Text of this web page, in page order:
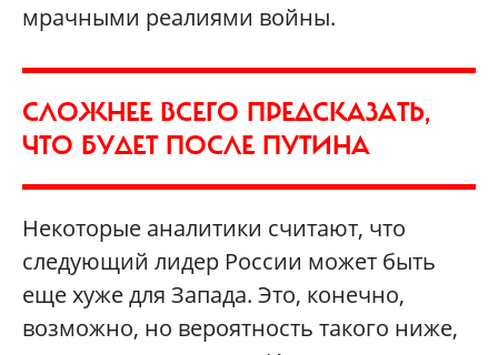
мрачными реалиями войны.
СЛОЖНЕЕ ВСЕГО ПРЕДСКАЗАТЬ,
ЧТО БУДЕТ ПОСЛЕ ПУТИНА
Некоторые аналитики считают, что
следующий лидер России может быть
еще хуже для Запада. Это, конечно,
возможно, но вероятность такого ниже,